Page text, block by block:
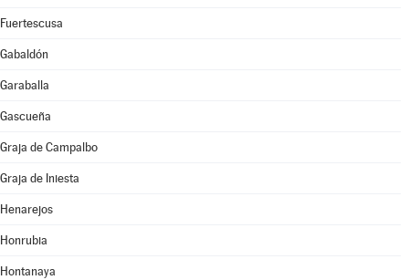
Fuertescusa
Gabaldón
Garaballa
Gascueña
Graja de Campalbo
Graja de Iniesta
Henarejos
Honrubia
Hontanaya